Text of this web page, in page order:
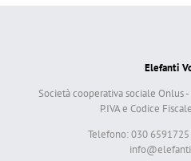
Elefanti
Società cooperativa sociale Onlus
P.IVA e Codice
Telefono: 030